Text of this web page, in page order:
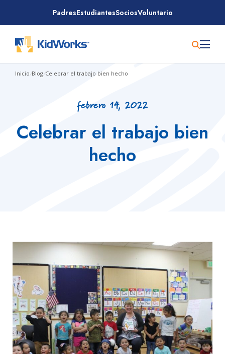
contenido
PadresEstudiantesSociosVoluntario
Inicio/Blog/Celebrar el trabajo bien hecho
febrero 14, 2022
Celebrar el trabajo bien
hecho